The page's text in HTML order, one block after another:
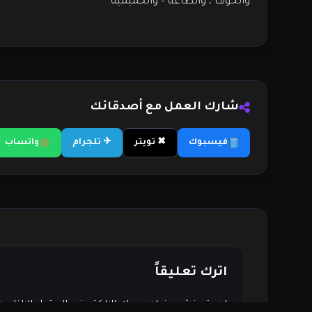
والخوف ، والطاعة – والحميمية.
شارك العمل مع أصدقائك
فيسبوك ✖ تويتر ✈ تلجرام واتساب
اترك تعليقاً
لن يتم نشر عنوان بريدك الإلكتروني. الحقول